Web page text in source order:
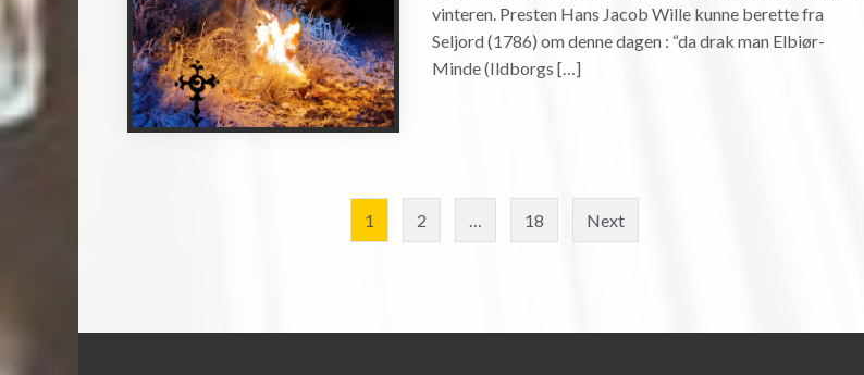
vinteren. Presten Hans Jacob Wille kunne berette fra
Seljord (1786) om denne dagen : “da drak man Elbiør-
Minde (Ildborgs […]
1 2 … 18 Next